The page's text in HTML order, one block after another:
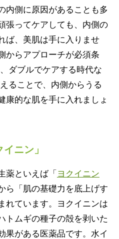
内側に原因があることも多
張ってケアしても、内側の
ば、美肌は手に入りませ
からアプローチが必須条
ダブルでケアする時代な
ることで、内側からうる
康的な肌を手に入れましょ
ニン」
薬といえば「 ヨクイニン
ら「肌の基礎力を底上げす
れています。ヨクイニンは
トムギの種子の殻を剥いた
果がある医薬品です。水イ